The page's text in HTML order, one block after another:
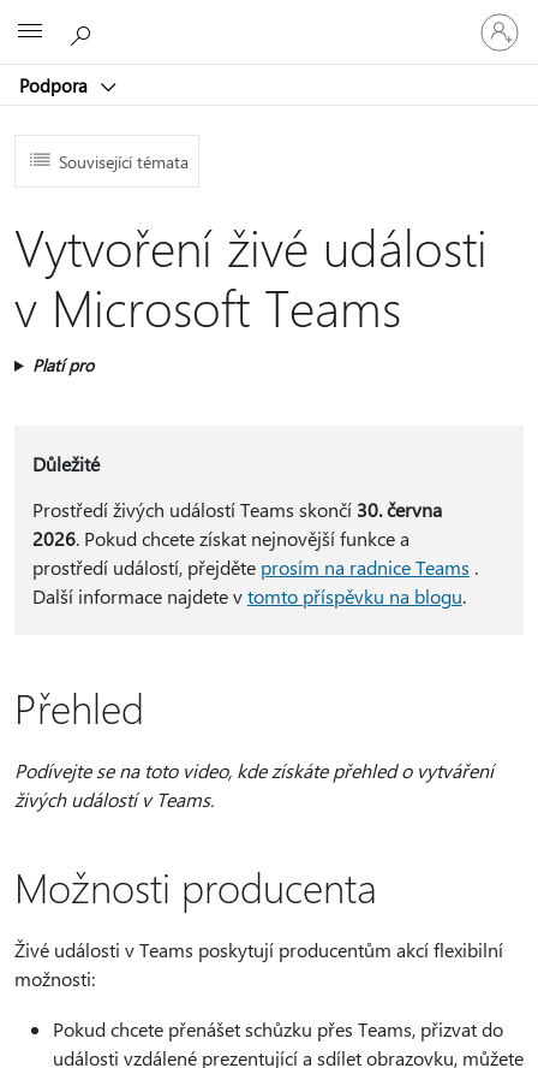
Podpora
Přihlaste
se
ke
účtu
Související témata
Vytvoření živé události
v Microsoft Teams
Platí pro
Důležité
Prostředí živých událostí Teams skončí 30. června
2026. Pokud chcete získat nejnovější funkce a
prostředí událostí, přejděte prosím na radnice Teams .
Další informace najdete vtomto příspěvku na blogu.
Přehled
Podívejte se na toto video, kde získáte přehled o vytváření
živých událostí v Teams.
Možnosti producenta
Živé události v Teams poskytují producentům akcí flexibilní
možnosti:
Pokud chcete přenášet schůzku přes Teams, přizvat do
události vzdálené prezentující a sdílet obrazovku, můžete